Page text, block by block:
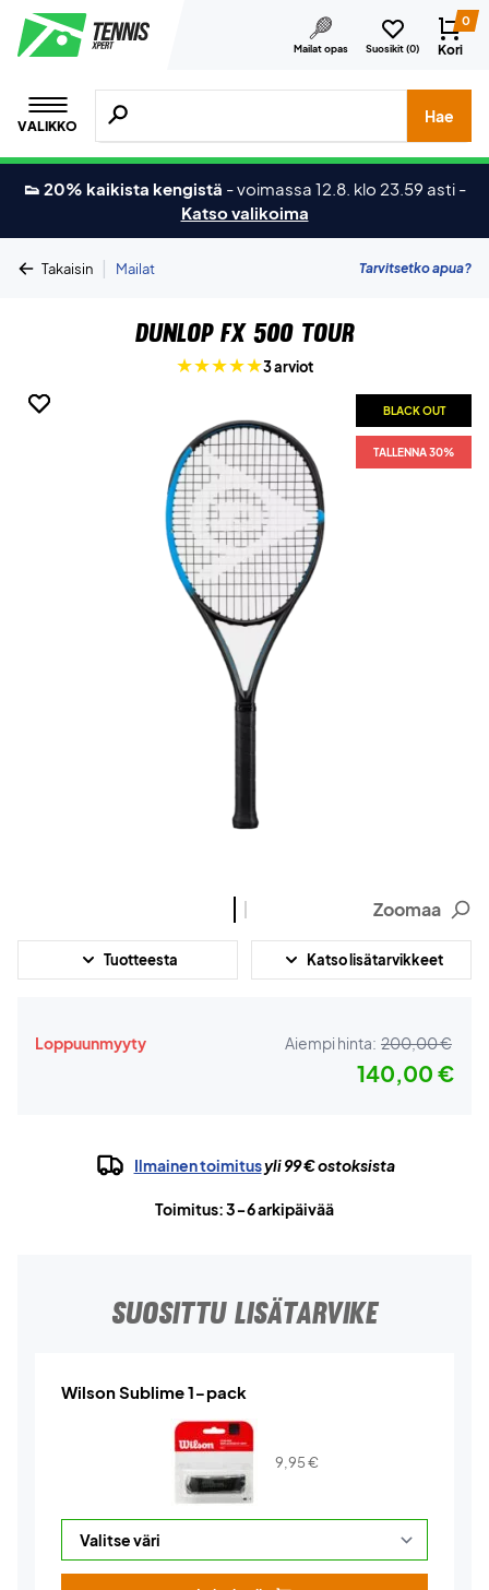
Mailat opas Suosikit (0)
0
Kori
VALIKKO
Hae tuotteita, merkkejä jne.
Hae
👟 20% kaikista kengistä -voimassa 12.8. klo 23.59 asti -
Katso valikoima
Takaisin | Mailat Tarvitsetko apua?
Dunlop FX 500 Tour
3 arviot
BLACK OUT
TALLENNA 30%
BLACK OUT
TALLENNA 30%
Zoomaa
Tuotteesta Katso lisätarvikkeet
Loppuunmyyty Aiempi hinta: 200,00 €
140,00 €
Ilmainen toimitusyli 99 € ostoksista
Toimitus: 3-6 arkipäivää
SUOSITTU LISÄTARVIKE
Wilson Sublime 1-pack
9,95€